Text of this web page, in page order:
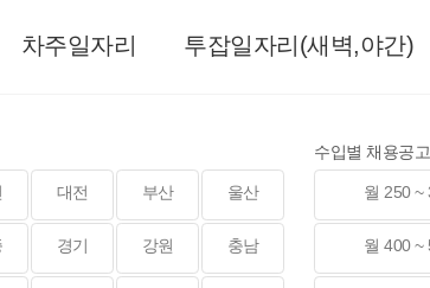
투잡일자리(새벽,야간)
차주일자리
대전 부산 울산
경기 강원 충남
수입별 채용공고
월 250 ~
월 400 ~